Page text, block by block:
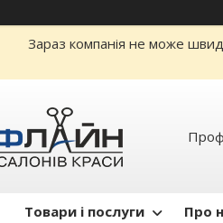
Зараз компанія не може
Товари і послуги Про